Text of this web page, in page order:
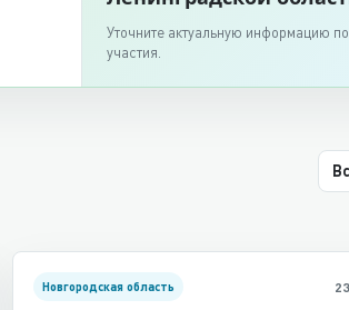
Уточните актуальную информацию
участия.
Новгородская область